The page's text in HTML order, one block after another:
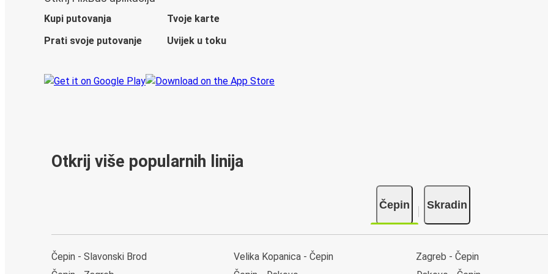
Kupi putovanja
Tvoje karte
Prati svoje putovanje
Uvijek u toku
Otkrij više popularnih linija
Čepin Skradin
Čepin - Slavonski Brod
Velika Kopanica - Čepin
Zagreb - Čepin